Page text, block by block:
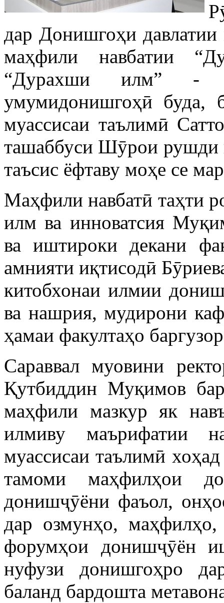
дар Донишгоҳи
маҳфили навбатии
“Дурахши илм” -
умумидонишгоҳӣ буда,
муассисаи таълимӣ
ташаббуси Шӯрои
таъсис ёфтаву моҳе се
Маҳфили навбатӣ таҳти
илм ва инноватсия
ва иштироки декани
амнияти иқтисодӣ
китобхонаи илмии
ва нашрия, мудирони
ҳамаи факултаҳо
Сараввал муовини
Қутбиддин Муқимов
маҳфили мазкур як
илмиву маърифатии
муассисаи таълимӣ
тамоми маҳфилҳои
донишҷӯёни фаъол,
дар озмунҳо,
форумҳои донишҷӯён
нуфузи донишгоҳро
баланд бардошта